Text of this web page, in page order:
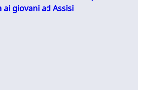
ai giovani ad Assisi